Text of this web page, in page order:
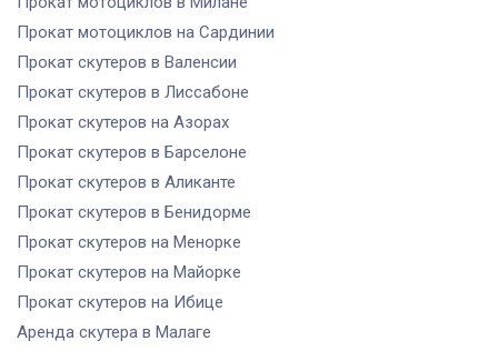
Прокат мотоциклов на Сардинии
Прокат скутеров в Валенсии
Прокат скутеров в Лиссабоне
Прокат скутеров на Азорах
Прокат скутеров в Барселоне
Прокат скутеров в Аликанте
Прокат скутеров в Бенидорме
Прокат скутеров на Менорке
Прокат скутеров на Майорке
Прокат скутеров на Ибице
Аренда скутера в Малаге